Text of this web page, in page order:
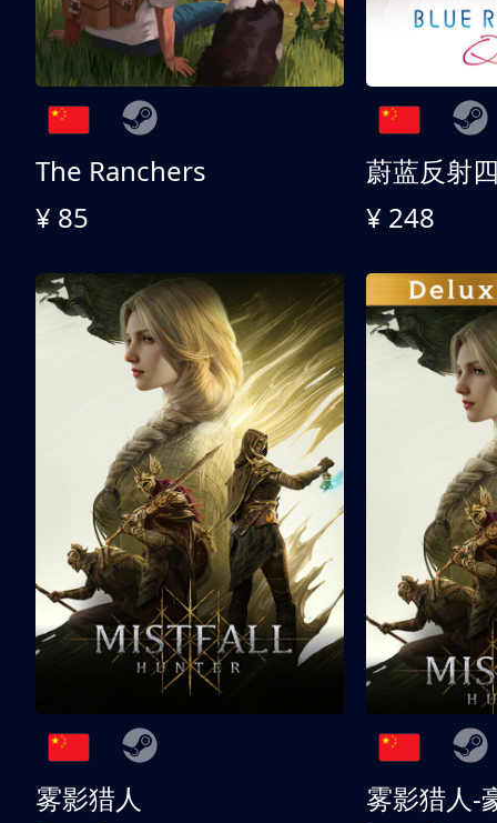
The Ranchers
¥ 85
¥ 248
雾影猎人
雾影猎人-